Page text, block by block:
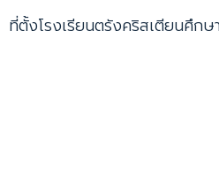
ที่ตั้งโรงเรียนตรังคริสเตียนศึกษ